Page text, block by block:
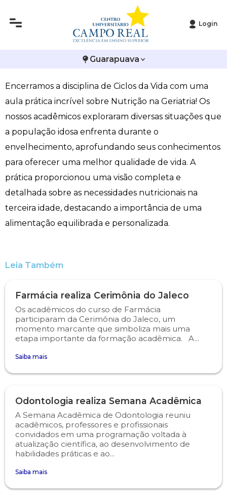
Login
Guarapuava
Acadêmicos desenvolvem prática de Nutrição na
Encerramos a disciplina de Ciclos da Vida com uma
aula prática incrível sobre Nutrição na Geriatria! Os
nossos acadêmicos exploraram diversas situações que
a população idosa enfrenta durante o
envelhecimento, aprofundando seus conhecimentos
para oferecer uma melhor qualidade de vida. A
prática proporcionou uma visão completa e
detalhada sobre as necessidades nutricionais na
terceira idade, destacando a importância de uma
alimentação equilibrada e personalizada.
Leia Também
Farmácia realiza Cerimônia do Jaleco
Os acadêmicos do curso de Farmácia
participaram da Cerimônia do Jaleco, um
momento marcante que simboliza mais uma
etapa importante da formação acadêmica. A...
Saiba mais
Odontologia realiza Semana Acadêmica
A Semana Acadêmica de Odontologia reuniu
acadêmicos, professores e profissionais
convidados em uma programação voltada à
atualização científica, ao desenvolvimento de
habilidades práticas e ao...
Saiba mais
Infraestrutura
Editais
Publicações Institucionais
Arquitetura e Urbanismo
Biomedicina
Ciências Contábeis
Direito
Enfermagem
Engenharia Agronômica
Engenharia Civil
Engenharia Elétrica
Engenharia Mecânica
Farmácia
Medicina
Medicina Veterinária
Nutrição
Odontologia
Vestibular de Inverno
Vestibular de Medicina
2ª Via de Boleto
Atestado de Matrícula
Atividades Complementares e Sociais
Biblioteca
Calendário Acadêmico
Calendário de Provas
Carteirinha de Estudante
Central de Estágios - TCC
Horário de Aulas
Manual do Acadêmico
Manual de Formatura
Minha Biblioteca
Núcleo de Apoio Psicopedagógico
Ouvidoria
Plano de Ensino
Avalie a Campo Real
Bolsas e Incentivos
CPA
COLAP
Comissão de Ética no Uso de Animais
Comitê de Ética em Pesquisa
Diploma Digital
Educação em Direitos Humanos
Extensão
Infocampo
Intercampo
NAPP e NAPC
Portal do Egresso
Portal do RH
Programa de Monitoria